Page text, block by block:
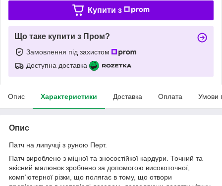
Купити з
Що таке купити з Пром?
Замовлення під захистом
Доступна доставка
Опис Характеристики Доставка Оплата Умови
Опис
Патч на липучці з руною Перт.
Патч вироблено з міцної та зносостійкої кардури. Точний та
якісний малюнок зроблено за допомогою високоточної,
комп’ютерної різки, що полягає в тому, що отвори